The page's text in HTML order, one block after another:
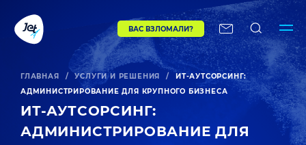
ВАС ВЗЛОМАЛИ?
ГЛАВНАЯ / УСЛУГИ И РЕШЕНИЯ /
ИТ-АУТСОРСИНГ:
АДМИНИСТРИРОВАНИЕ ДЛЯ КРУПНОГО БИЗНЕСА
ИТ-АУТСОРСИНГ:
АДМИНИСТРИРОВАНИЕ ДЛЯ